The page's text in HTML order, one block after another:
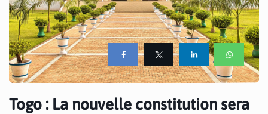
Togo : La nouvelle constitution sera